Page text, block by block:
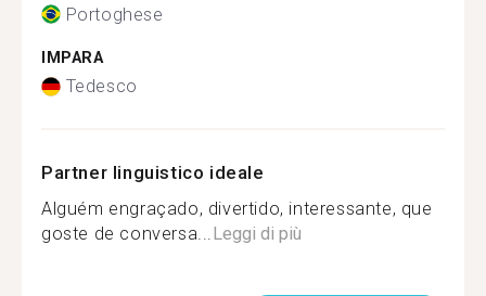
Portoghese
IMPARA
Tedesco
Partner linguistico ideale
Alguém engraçado, divertido, interessante, que
goste de conversa...Leggi di più